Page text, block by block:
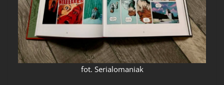
fot. Serialomaniak